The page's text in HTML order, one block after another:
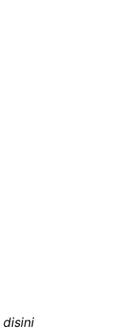
disini